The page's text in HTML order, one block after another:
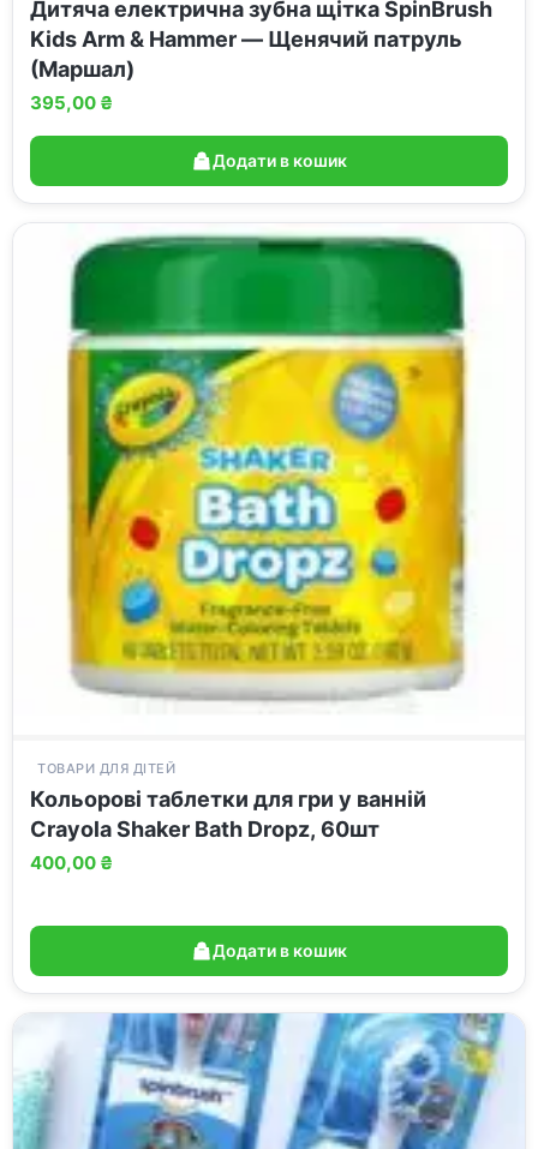
Дитяча електрична зубна щітка SpinBrush
Kids Arm & Hammer — Щенячий патруль
(Маршал)
395,00 ₴
Додати в кошик
ТОВАРИ ДЛЯ ДІТЕЙ
Кольорові таблетки для гри у ванній
Crayola Shaker Bath Dropz, 60шт
400,00 ₴
Додати в кошик